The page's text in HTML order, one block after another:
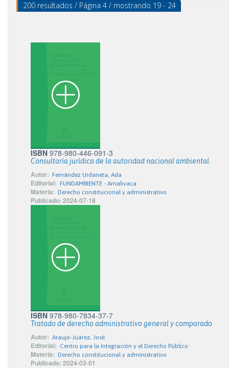
200 resultados / Página 4 / mostrando 19 - 24
ISBN 978-980-446-091-3
Consultoría jurídica de la autoridad nacional ambiental.
Autor: Fernández Urdaneta, Ada
Editorial: FUNDAMBIENTE - Amalivaca
Materia: Derecho constitucional y administrativo
Publicado: 2024-07-18
ISBN 978-980-7834-37-7
Tratado de derecho administrativo general y comparado
Autor: Araujo-Juárez, José
Editorial: Centro para la Integración y el Derecho Público
Materia: Derecho constitucional y administrativo
Publicado: 2024-03-01